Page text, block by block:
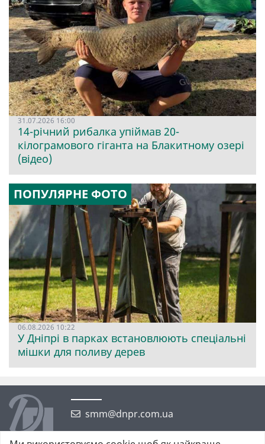
31.07.2026 16:00
14-річний рибалка упіймав 20-
кілограмового гіганта на Блакитному озері
(відео)
ПОПУЛЯРНЕ ФОТО
06.08.2026 10:22
У Дніпрі в парках встановлюють спеціальні
мішки для поливу дерев
smm@dnpr.com.ua